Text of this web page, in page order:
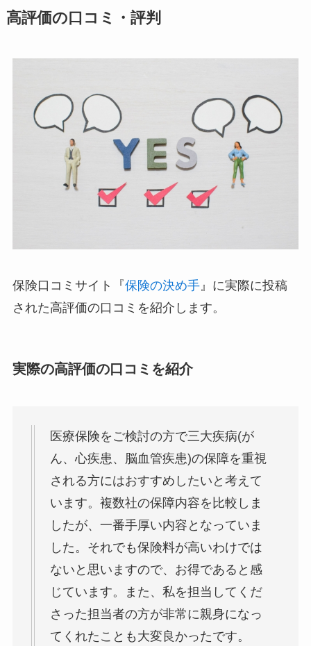
高評価の口コミ・評判
保険口コミサイト『保険の決め手』に実際に投稿
された高評価の口コミを紹介します。
実際の高評価の口コミを紹介
医療保険をご検討の方で三大疾病(が
ん、心疾患、脳血管疾患)の保障を重視
される方にはおすすめしたいと考えて
います。複数社の保障内容を比較しま
したが、一番手厚い内容となっていま
した。それでも保険料が高いわけでは
ないと思いますので、お得であると感
じています。また、私を担当してくだ
さった担当者の方が非常に親身になっ
てくれたことも大変良かったです。